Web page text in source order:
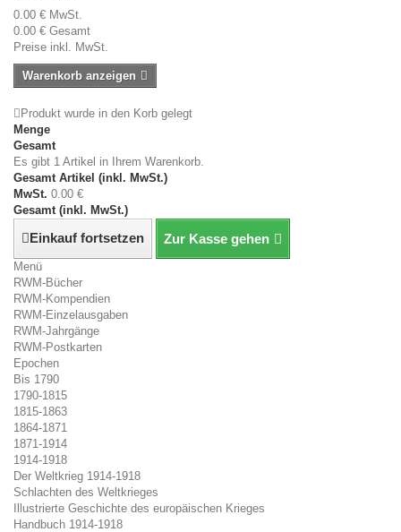
0.00 € MwSt.
0.00 € Gesamt
Preise inkl. MwSt.
Warenkorb anzeigen
Produkt wurde in den Korb gelegt
Menge
Gesamt
Es gibt 1 Artikel in Ihrem Warenkorb.
Gesamt Artikel (inkl. MwSt.)
MwSt. 0.00 €
Gesamt (inkl. MwSt.)
Einkauf fortsetzen Zur Kasse gehen
Menü
RWM-Bücher
RWM-Kompendien
RWM-Einzelausgaben
RWM-Jahrgänge
RWM-Postkarten
Epochen
Bis 1790
1790-1815
1815-1863
1864-1871
1871-1914
1914-1918
Der Weltkrieg 1914-1918
Schlachten des Weltkrieges
Illustrierte Geschichte des europäischen Krieges
Handbuch 1914-1918